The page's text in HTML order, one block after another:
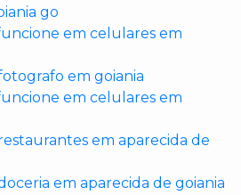
go
em celulares em
em goiania
em celulares em
em aparecida de
em aparecida de goiania